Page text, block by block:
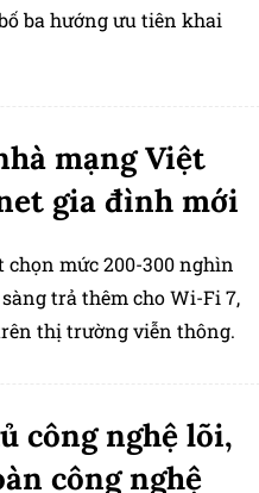
ba hướng ưu tiên khai
mạng Việt
gia đình mới
chọn mức 200-300 nghìn
trả thêm cho Wi-Fi 7,
thị trường viễn thông.
công nghệ lõi,
công nghệ